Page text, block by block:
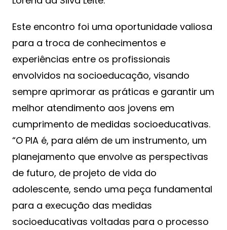
Este encontro foi uma oportunidade valiosa
para a troca de conhecimentos e
experiências entre os profissionais
envolvidos na socioeducação, visando
sempre aprimorar as práticas e garantir um
melhor atendimento aos jovens em
cumprimento de medidas socioeducativas.
“O PIA é, para além de um instrumento, um
planejamento que envolve as perspectivas
de futuro, de projeto de vida do
adolescente, sendo uma peça fundamental
para a execução das medidas
socioeducativas voltadas para o processo